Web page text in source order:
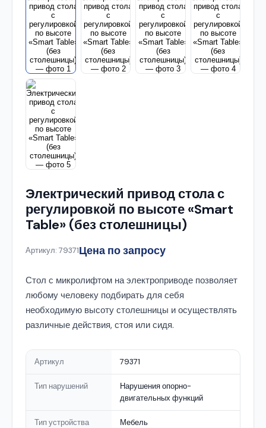
Электрический привод стола с
регулировкой по высоте «Smart
Table» (без столешницы)
Артикул: 79371Цена по запросу
Стол с микролифтом на электроприводе позволяет
любому человеку подбирать для себя
необходимую высоту столешницы и осуществлять
различные действия, стоя или сидя.
Артикул 79371
Тип нарушений
Нарушения опорно-
двигательных функций
Тип устройства Мебель